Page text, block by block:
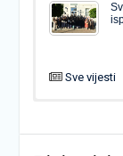
Sve vijesti